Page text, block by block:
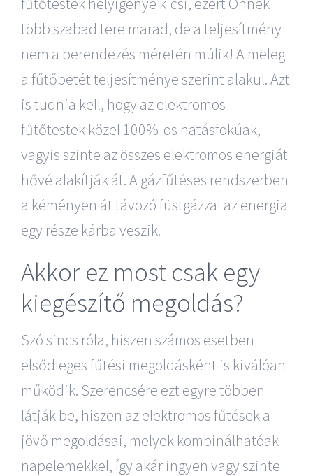
több szabad tere marad, de a teljesítmény
nem a berendezés méretén múlik! A meleg
a fűtőbetét teljesítménye szerint alakul. Azt
is tudnia kell, hogy az elektromos
fűtőtestek közel 100%-os hatásfokúak,
vagyis szinte az összes elektromos energiát
hővé alakítják át. A gázfűtéses rendszerben
a kéményen át távozó füstgázzal az energia
egy része kárba veszik.
Akkor ez most csak egy
kiegészítő megoldás?
Szó sincs róla, hiszen számos esetben
elsődleges fűtési megoldásként is kiválóan
működik. Szerencsére ezt egyre többen
látják be, hiszen az elektromos fűtések a
jövő megoldásai, melyek kombinálhatóak
napelemekkel, így akár ingyen vagy szinte